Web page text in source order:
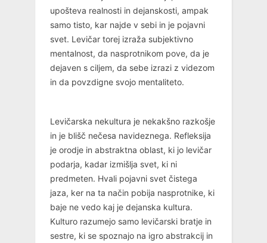
upošteva realnosti in dejanskosti, ampak
samo tisto, kar najde v sebi in je pojavni
svet. Levičar torej izraža subjektivno
mentalnost, da nasprotnikom pove, da je
dejaven s ciljem, da sebe izrazi z videzom
in da povzdigne svojo mentaliteto.
Levičarska nekultura je nekakšno razkošje
in je blišč nečesa navideznega. Refleksija
je orodje in abstraktna oblast, ki jo levičar
podarja, kadar izmišlja svet, ki ni
predmeten. Hvali pojavni svet čistega
jaza, ker na ta način pobija nasprotnike, ki
baje ne vedo kaj je dejanska kultura.
Kulturo razumejo samo levičarski bratje in
sestre, ki se spoznajo na igro abstrakcij in